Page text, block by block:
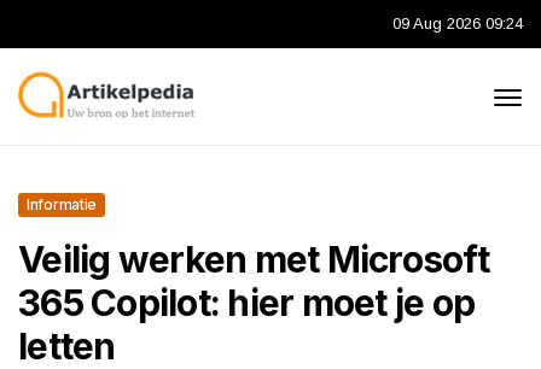
09 Aug 2026 09:24
Informatie
Veilig werken met Microsoft
365 Copilot: hier moet je op
letten